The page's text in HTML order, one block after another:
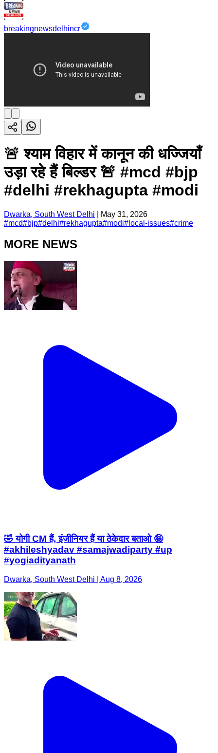
breakingnewsdelhincr
🚨 श्याम विहार में कानून की धज्जियाँ
उड़ा रहे हैं बिल्डर 🚨 #mcd #bjp
#delhi #rekhagupta #modi
Dwarka, South West Delhi
May 31, 2026
#mcd#bjp#delhi#rekhagupta#modi# local-issues#crime
MORE NEWS
🤣 योगी CM हैं, इंजीनियर हैं या ठेकेदार बताओ 🤪
#akhileshyadav #samajwadiparty #up
#yogiadityanath
Dwarka, South West Delhi | Aug 8, 2026